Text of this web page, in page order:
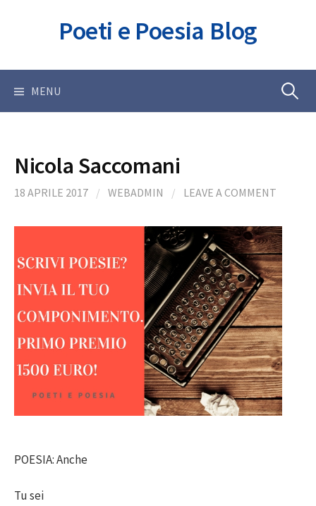
Poeti e Poesia Blog
MENU Ricerca
Nicola Saccomani
18 APRILE 2017 / WEBADMIN / LEAVE A COMMENT
POESIA: Anche
Tu sei